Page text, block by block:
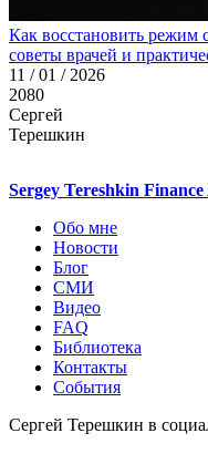
Как восстановить режим
советы врачей и
11 / 01 / 2026
2080
Сергей
Терешкин
Sergey Tereshkin Finance
Обо мне
Новости
Блог
СМИ
Видео
FAQ
Библиотека
Контакты
События
Сергей Терешкин в